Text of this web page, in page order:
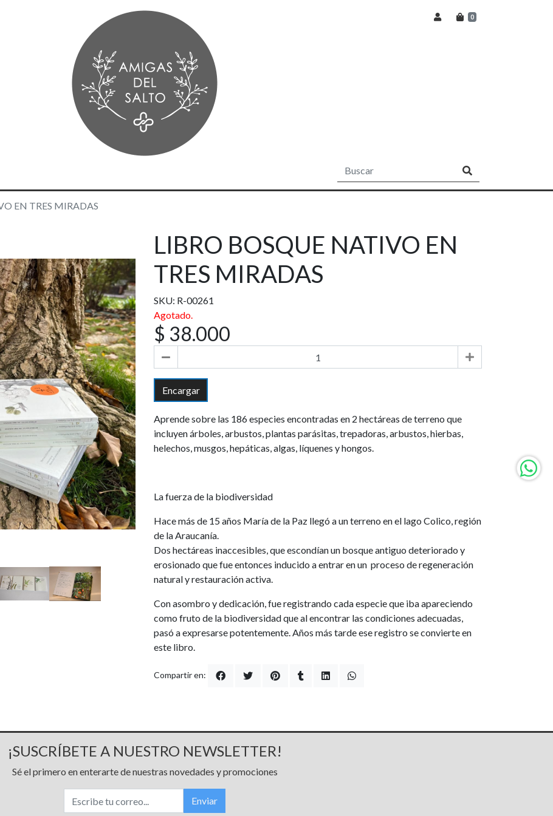
0
EN TRES MIRADAS
LIBRO BOSQUE NATIVO EN
TRES MIRADAS
SKU: R-00261
Agotado.
$ 38.000
Encargar
Aprende sobre las 186 especies encontradas en 2 hectáreas de terreno que
incluyen árboles, arbustos, plantas parásitas, trepadoras, arbustos, hierbas,
helechos, musgos, hepáticas, algas, líquenes y hongos.
La fuerza de la biodiversidad
Hace más de 15 años María de la Paz llegó a un terreno en el lago Colico, región
de la Araucanía.
Dos hectáreas inaccesibles, que escondían un bosque antiguo deteriorado y
erosionado que fue entonces inducido a entrar en un proceso de regeneración
natural y restauración activa.
Con asombro y dedicación, fue registrando cada especie que iba apareciendo
como fruto de la biodiversidad que al encontrar las condiciones adecuadas,
pasó a expresarse potentemente. Años más tarde ese registro se convierte en
este libro.
Compartir en:
¡SUSCRÍBETE A NUESTRO NEWSLETTER!
Sé el primero en enterarte de nuestras novedades y promociones
Enviar